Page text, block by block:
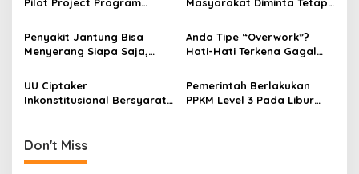
t
o
Pilot Project Program
Pemkot Surabaya
Masyarakat Diminta Tetap
Penyakit Jantung Bisa
Menyerang Siapa Saja,
Anda Tipe “Overwork”?
Hati-Hati Terkena Gagal
UU Ciptaker
Inkonstitusional Bersyarat,
Politiknya!
Pemerintah Berlakukan
PPKM Level 3 Pada Libur
Don't Miss